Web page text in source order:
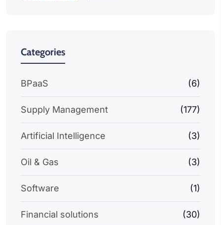
Categories
BPaaS (6)
Supply Management (177)
Artificial Intelligence (3)
Oil & Gas (3)
Software (1)
Financial solutions (30)